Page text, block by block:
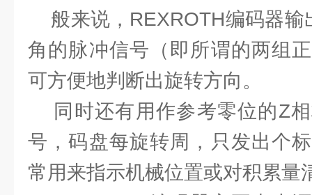
般来说，REXROTH编码器输
角的脉冲信号（即所谓的两组
可方便地判断出旋转方向。
同时还有用作参考零位的Z
号，码盘每旋转周，只发出个
常用来指示机械位置或对积累量